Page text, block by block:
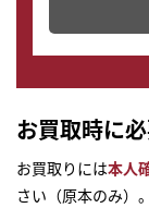
お買取時に
お買取りには本人
さい（原本のみ）。